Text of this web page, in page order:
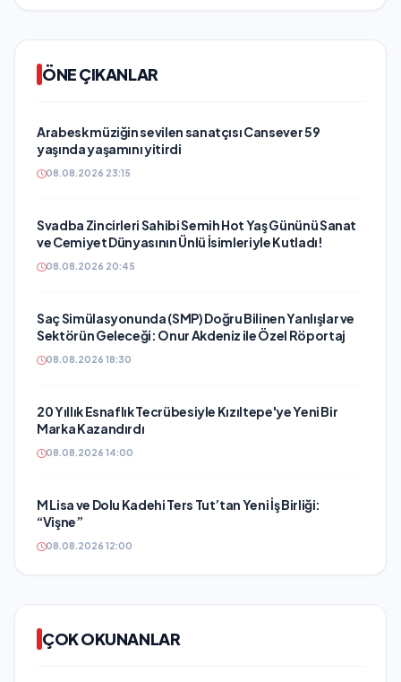
ÖNE ÇIKANLAR
Arabesk müziğin sevilen sanatçısı Cansever 59
yaşında yaşamını yitirdi
08.08.2026 23:15
Svadba Zincirleri Sahibi Semih Hot Yaş Gününü Sanat
ve Cemiyet Dünyasının Ünlü İsimleriyle Kutladı!
08.08.2026 20:45
Saç Simülasyonunda (SMP) Doğru Bilinen Yanlışlar ve
Sektörün Geleceği: Onur Akdeniz ile Özel Röportaj
08.08.2026 18:30
20 Yıllık Esnaflık Tecrübesiyle Kızıltepe'ye Yeni Bir
Marka Kazandırdı
08.08.2026 14:00
M Lisa ve Dolu Kadehi Ters Tut’tan Yeni İş Birliği:
“Vişne”
08.08.2026 12:00
ÇOK OKUNANLAR